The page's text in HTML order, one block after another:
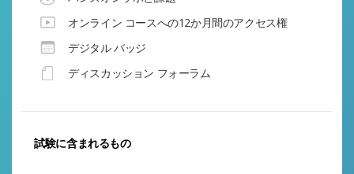
オンライン コースへの12か月間のアクセス権
デジタル バッジ
ディスカッション フォーラム
試験に含まれるもの